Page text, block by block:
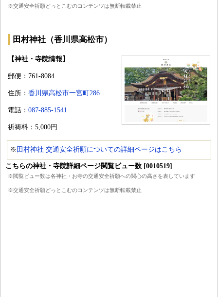
※交通安全祈願どっとこむのコンテンツは無断転載禁止
田村神社（香川県高松市）
【神社・寺院情報】
郵便：761-8084
住所： 香川県高松市一宮町286
電話： 087-885-1541
祈祷料：5,000円
※ 田村神社 交通安全祈願についての詳細ページはこちら
こちらの神社・寺院詳細ページ閲覧ビュー数 [0010519]
※閲覧ビュー数は各神社・お寺の交通安全祈願への関心の高さを表しています
※交通安全祈願どっとこむのコンテンツは無断転載禁止